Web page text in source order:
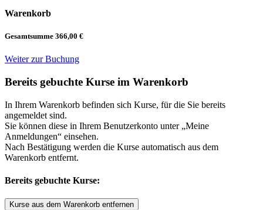
Warenkorb
Gesamtsumme 366,00 €
Weiter zur Buchung
Bereits gebuchte Kurse im Warenkorb
In Ihrem Warenkorb befinden sich Kurse, für die Sie bereits
angemeldet sind.
Sie können diese in Ihrem Benutzerkonto unter „Meine
Anmeldungen“ einsehen.
Nach Bestätigung werden die Kurse automatisch aus dem
Warenkorb entfernt.
Bereits gebuchte Kurse:
Kurse aus dem Warenkorb entfernen